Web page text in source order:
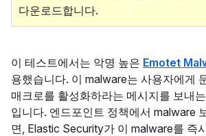
다운로드합니다.
이 테스트에서는 악명 높은 Emotet
용했습니다. 이 malware는 사용자에게
매크로를 활성화하라는 메시지를 보내
입니다. 엔드포인트 정책에서 malware
면, Elastic Security가 이 malware를 즉